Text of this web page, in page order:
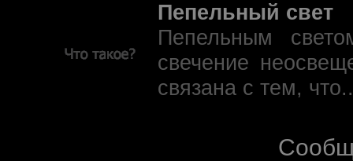
Пепельный свет
Пепельным
свечение
связана с тем,